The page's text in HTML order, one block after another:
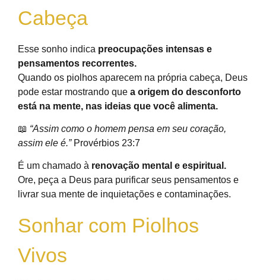
Cabeça
Esse sonho indica preocupações intensas e
pensamentos recorrentes.
Quando os piolhos aparecem na própria cabeça, Deus
pode estar mostrando que a origem do desconforto
está na mente, nas ideias que você alimenta.
📖 “Assim como o homem pensa em seu coração,
assim ele é.”Provérbios 23:7
É um chamado à renovação mental e espiritual.
Ore, peça a Deus para purificar seus pensamentos e
livrar sua mente de inquietações e contaminações.
Sonhar com Piolhos
Vivos